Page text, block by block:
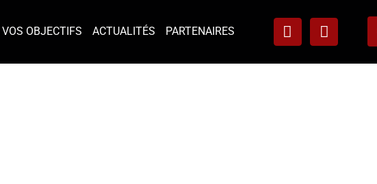
VOS OBJECTIFS ACTUALITÉS PARTENAIRES